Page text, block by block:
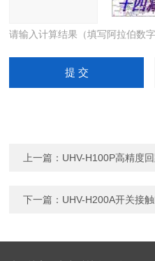
请输入计算结果（填写阿拉伯数
上一篇： UHV-H100P高精度
下一篇： UHV-H200A开关接